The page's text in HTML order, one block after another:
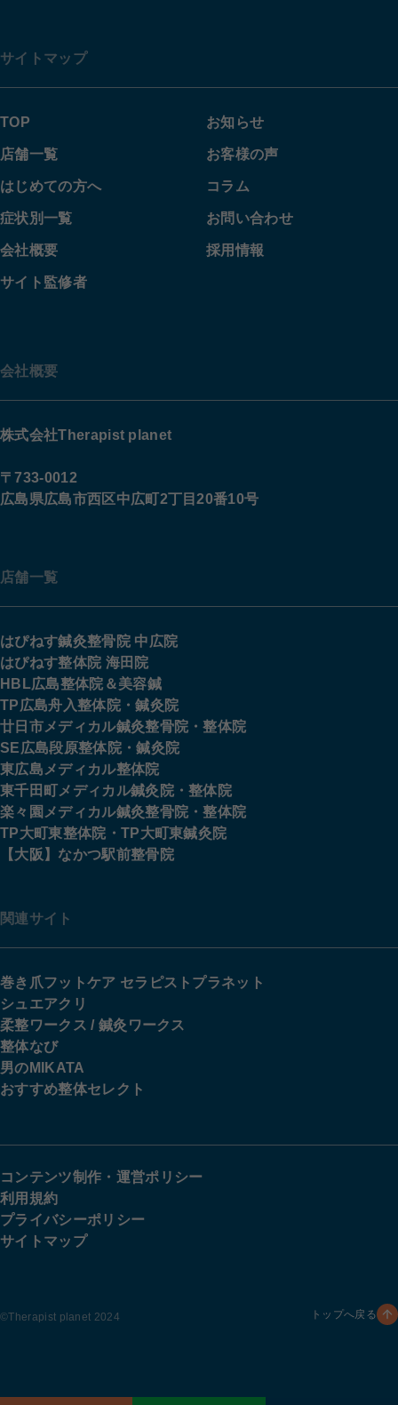
サイトマップ
TOP
店舗一覧
はじめての方へ
症状別一覧
会社概要
サイト監修者
お知らせ
お客様の声
コラム
お問い合わせ
採用情報
会社概要
株式会社Therapist planet
〒733-0012
広島県広島市西区中広町2丁目20番10号
店舗一覧
はぴねす鍼灸整骨院 中広院
はぴねす整体院 海田院
HBL広島整体院＆美容鍼
TP広島舟入整体院・鍼灸院
廿日市メディカル鍼灸整骨院・整体院
SE広島段原整体院・鍼灸院
東広島メディカル整体院
東千田町メディカル鍼灸院・整体院
楽々園メディカル鍼灸整骨院・整体院
TP大町東整体院・TP大町東鍼灸院
【大阪】なかつ駅前整骨院
関連サイト
巻き爪フットケア セラピストプラネット
シュエアクリ
柔整ワークス / 鍼灸ワークス
整体なび
男のMIKATA
おすすめ整体セレクト
コンテンツ制作・運営ポリシー
利用規約
プライバシーポリシー
サイトマップ
©︎Therapist planet 2024 トップへ戻る